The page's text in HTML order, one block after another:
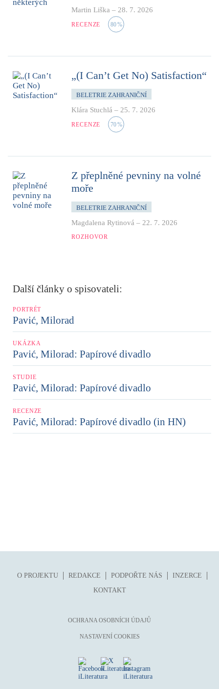
Martin Liška – 28. 7. 2026
RECENZE 80%
„(I Can’t Get No) Satisfaction“
BELETRIE ZAHRANIČNÍ
Klára Stuchlá – 25. 7. 2026
RECENZE 70%
Z přeplněné pevniny na volné
moře
BELETRIE ZAHRANIČNÍ
Magdalena Rytinová – 22. 7. 2026
ROZHOVOR
Další články o spisovateli:
PORTRÉT
Pavić, Milorad
UKÁZKA
Pavić, Milorad: Papírové divadlo
STUDIE
Pavić, Milorad: Papírové divadlo
RECENZE
Pavić, Milorad: Papírové divadlo (in HN)
O PROJEKTU REDAKCE PODPOŘTE NÁS
INZERCE
KONTAKT
OCHRANA OSOBNÍCH ÚDAJŮ
NASTAVENÍ COOKIES